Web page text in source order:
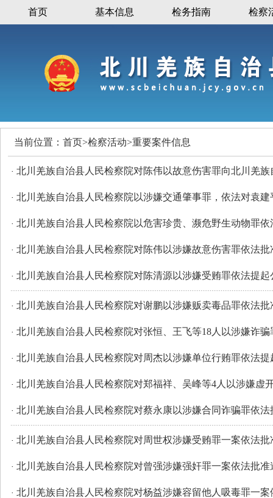
首页 基本信息 检务指南 检察
当前位置： 首页>检察活动>重要案件信息
· 北川羌族自治县人民检察院对陈伟以故意伤害罪向北川羌
· 北川羌族自治县人民检察院以涉嫌交通肇事罪，依法对袁建
· 北川羌族自治县人民检察院以危害珍贵、濒危野生动物罪
· 北川羌族自治县人民检察院对陈伟以涉嫌故意伤害罪依法批
· 北川羌族自治县人民检察院对陈清源以涉嫌受贿罪依法提起
· 北川羌族自治县人民检察院对谢鹏以涉嫌贩卖毒品罪依法批
· 北川羌族自治县人民检察院对张恒、王飞等18人以涉嫌诈
· 北川羌族自治县人民检察院对周杰以涉嫌单位行贿罪依法提
· 北川羌族自治县人民检察院对郑福祥、吴峰等4人以涉嫌虚
· 北川羌族自治县人民检察院对蔡永康以涉嫌合同诈骗罪依法
· 北川羌族自治县人民检察院对周世权涉嫌受贿罪一案依法批
· 北川羌族自治县人民检察院对曾强涉嫌强奸罪一案依法批准
· 北川羌族自治县人民检察院对杨益涉嫌容留他人吸毒罪一案